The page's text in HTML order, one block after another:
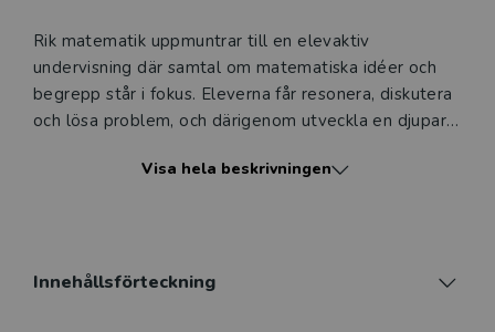
Rik matematik uppmuntrar till en elevaktiv
undervisning där samtal om matematiska idéer och
begrepp står i fokus. Eleverna får resonera, diskutera
och lösa problem, och därigenom utveckla en djupare
mer än 100 detaljerade lektionsförslag per läsår, med
Visa hela beskrivningen
Innehållsförteckning